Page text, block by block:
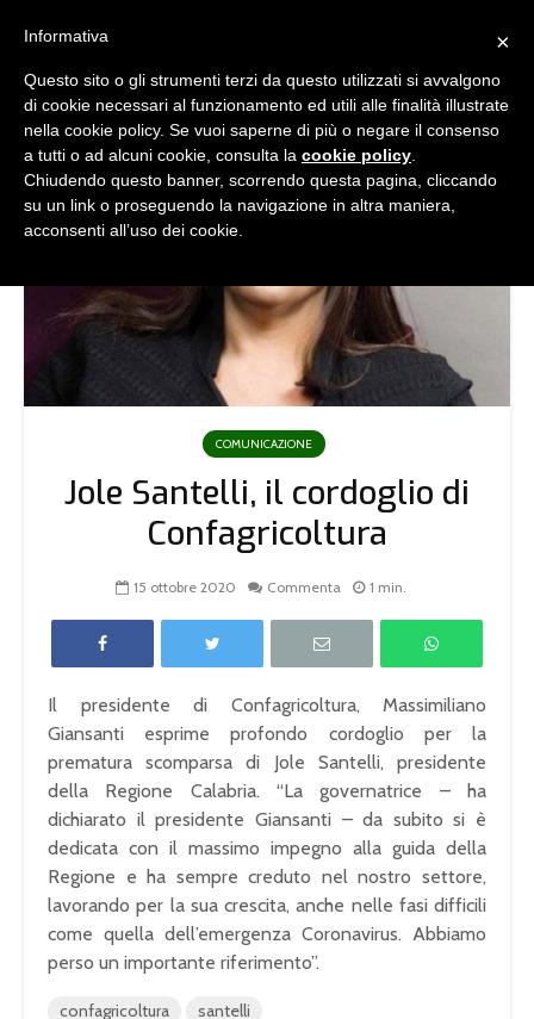
COMUNICAZIONE
Jole Santelli, il cordoglio di
Confagricoltura
15 ottobre 2020 Commenta 1 min.
Il presidente di Confagricoltura, Massimiliano
Giansanti esprime profondo cordoglio per la
prematura scomparsa di Jole Santelli, presidente
della Regione Calabria. “La governatrice – ha
dichiarato il presidente Giansanti – da subito si è
dedicata con il massimo impegno alla guida della
Regione e ha sempre creduto nel nostro settore,
lavorando per la sua crescita, anche nelle fasi difficili
come quella dell’emergenza Coronavirus. Abbiamo
perso un importante riferimento”.
confagricoltura santelli
×
Informativa
Questo sito o gli strumenti terzi da questo utilizzati si avvalgono
di cookie necessari al funzionamento ed utili alle finalità illustrate
nella cookie policy. Se vuoi saperne di più o negare il consenso
a tutti o ad alcuni cookie, consulta la cookie policy
Chiudendo questo banner, scorrendo questa pagina, cliccando
su un link o proseguendo la navigazione in altra maniera,
acconsenti all’uso dei cookie.